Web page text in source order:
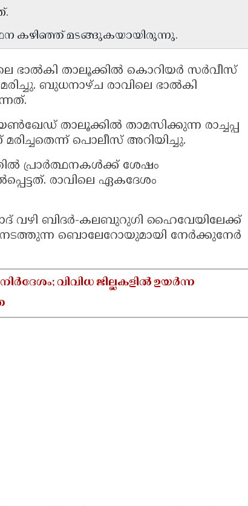
കഴിഞ്ഞ് മടങ്ങുകയായിരുന്നു.
ഭാൽകി താലൂക്കിൽ കൊറിയർ സർവീസ്
ബുധനാഴ്ച രാവിലെ ഭാൽകി
താലൂക്കിൽ താമസിക്കുന്ന രാച്ചപ്പ
പൊലീസ് അറിയിച്ചു.
പ്രാർത്ഥനകൾക്ക് ശേഷം
രാവിലെ ഏകദേശം
വഴി ബിദർ-കലബുറുഗി ഹൈവേയിലേക്ക്
ബൊലേറോയുമായി നേർക്കുനേർ
വിവിധ ജില്ലകളിൽ ഉയർന്ന